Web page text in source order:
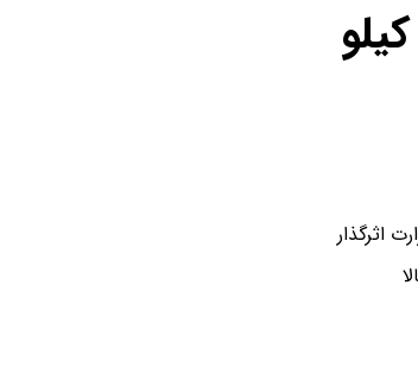
کیلو
اثرگذار